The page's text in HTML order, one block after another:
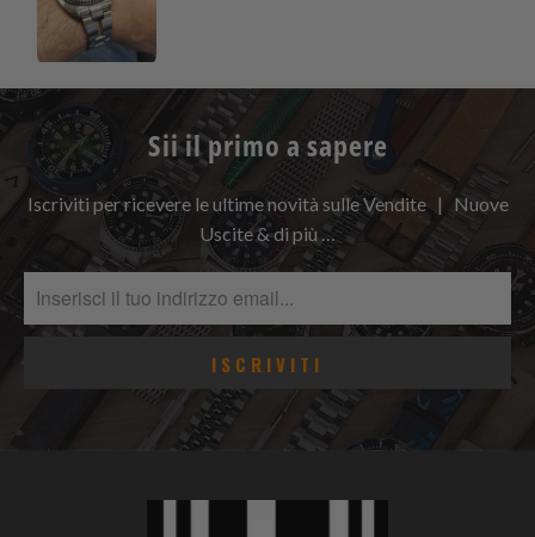
Sii il primo a sapere
Iscriviti per ricevere le ultime novità sulle Vendite | Nuove
Uscite & di più …